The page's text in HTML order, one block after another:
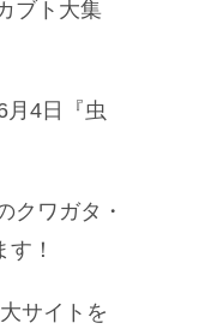
ブト大集
月4日『虫
クワガタ・
！
サイトを